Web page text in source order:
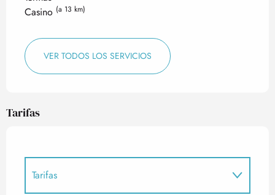
Casino (a 13 km)
VER TODOS LOS SERVICIOS
Tarifas
Tarifas